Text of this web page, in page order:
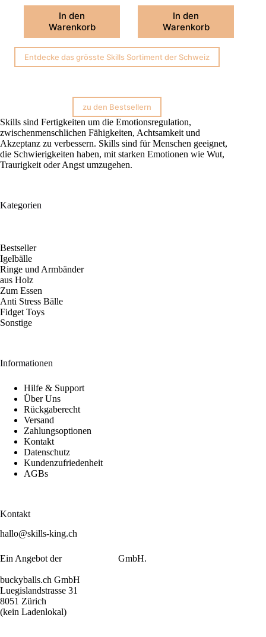
In den
Warenkorb
In den
Warenkorb
Entdecke das grösste Skills Sortiment der Schweiz
zu den Bestsellern
Skills sind Fertigkeiten um die Emotionsregulation,
zwischenmenschlichen Fähigkeiten, Achtsamkeit und
Akzeptanz zu verbessern. Skills sind für Menschen geeignet,
die Schwierigkeiten haben, mit starken Emotionen wie Wut,
Traurigkeit oder Angst umzugehen.
Kategorien
Bestseller
Igelbälle
Ringe und Armbänder
aus Holz
Zum Essen
Anti Stress Bälle
Fidget Toys
Sonstige
Informationen
Hilfe & Support
Über Uns
Rückgaberecht
Versand
Zahlungsoptionen
Kontakt
Datenschutz
Kundenzufriedenheit
AGBs
Kontakt
hallo@skills-king.ch
Ein Angebot der GmbH.
buckyballs.ch GmbH
Luegislandstrasse 31
8051 Zürich
(kein Ladenlokal)